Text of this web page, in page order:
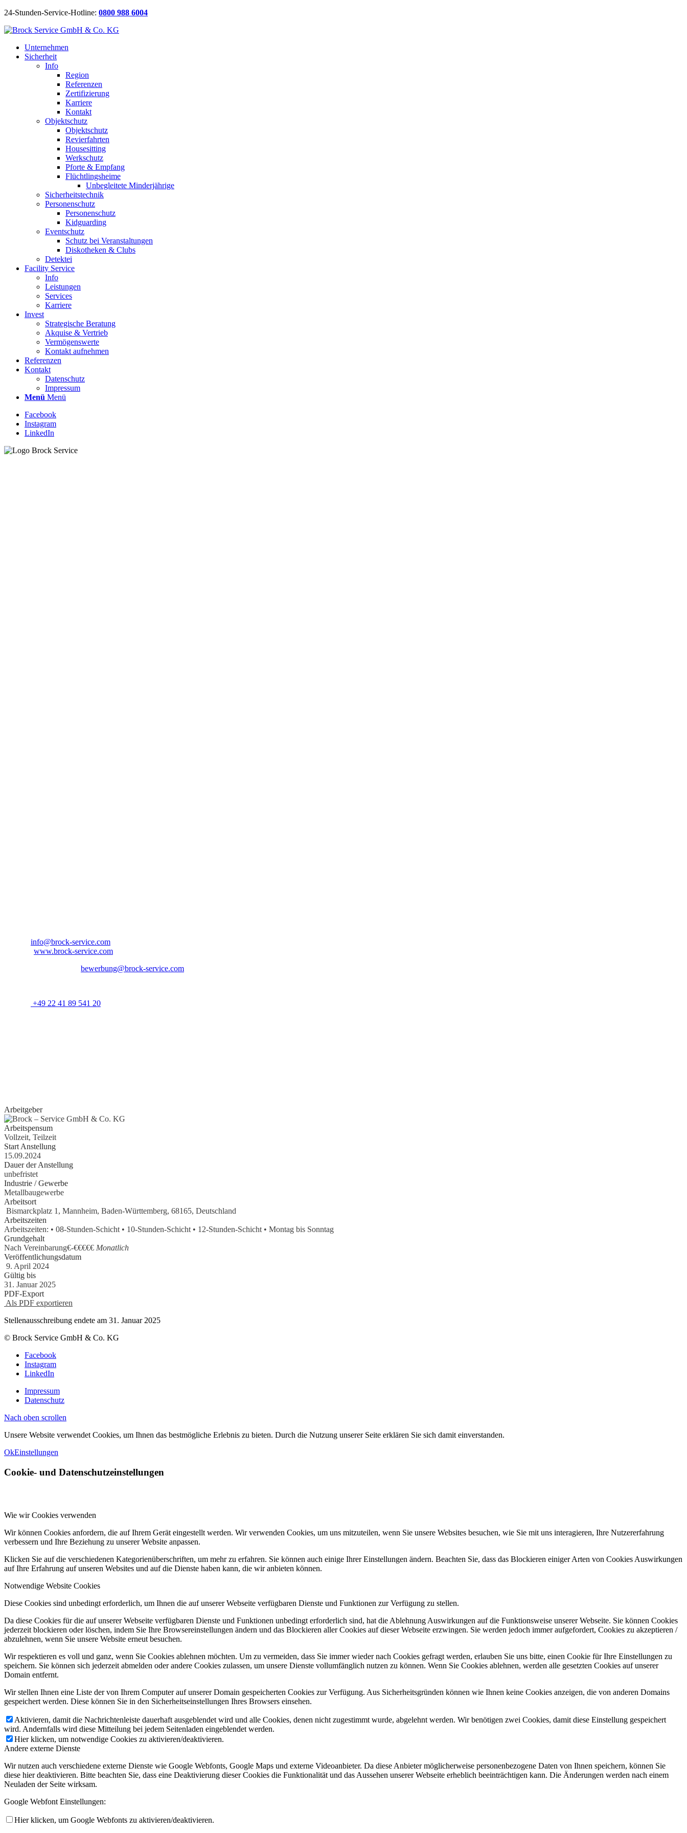
24-Stunden-Service-Hotline: 0800 988 6004
Unternehmen
Sicherheit
Info
Region
Referenzen
Zertifizierung
Karriere
Kontakt
Objektschutz
Objektschutz
Revierfahrten
Housesitting
Werkschutz
Pforte & Empfang
Flüchtlingsheime
Unbegleitete Minderjährige
Sicherheitstechnik
Personenschutz
Personenschutz
Kidguarding
Eventschutz
Schutz bei Veranstaltungen
Diskotheken & Clubs
Detektei
Facility Service
Info
Leistungen
Services
Karriere
Invest
Strategische Beratung
Akquise & Vertrieb
Vermögenswerte
Kontakt aufnehmen
Referenzen
Kontakt
Datenschutz
Impressum
Menü Menü
Facebook
Instagram
LinkedIn
info@brock-service.com
www.brock-service.com
bewerbung@brock-service.com
+49 22 41 89 541 20
Arbeitgeber
Arbeitspensum
Vollzeit, Teilzeit
Start Anstellung
15.09.2024
Dauer der Anstellung
unbefristet
Industrie / Gewerbe
Metallbaugewerbe
Arbeitsort
Bismarckplatz 1, Mannheim, Baden-Württemberg, 68165, Deutschland
Arbeitszeiten
Arbeitszeiten: • 08-Stunden-Schicht • 10-Stunden-Schicht • 12-Stunden-Schicht • Montag bis Sonntag
Grundgehalt
Nach Vereinbarung€-€€€€€ Monatlich
Veröffentlichungsdatum
9. April 2024
Gültig bis
31. Januar 2025
PDF-Export
Als PDF exportieren
Stellenausschreibung endete am 31. Januar 2025
© Brock Service GmbH & Co. KG
Facebook
Instagram
LinkedIn
Impressum
Datenschutz
Nach oben scrollen
Unsere Website verwendet Cookies, um Ihnen das bestmögliche Erlebnis zu bieten. Durch die Nutzung unserer Seite erklären Sie sich damit einverstanden.
OkEinstellungen
Cookie- und Datenschutzeinstellungen
Wie wir Cookies verwenden
Wir können Cookies anfordern, die auf Ihrem Gerät eingestellt werden. Wir verwenden Cookies, um uns mitzuteilen, wenn Sie unsere Websites besuchen, wie Sie mit uns interagieren, Ihre Nutzererfahrung
verbessern und Ihre Beziehung zu unserer Website anpassen.
Klicken Sie auf die verschiedenen Kategorienüberschriften, um mehr zu erfahren. Sie können auch einige Ihrer Einstellungen ändern. Beachten Sie, dass das Blockieren einiger Arten von Cookies Auswirkungen
auf Ihre Erfahrung auf unseren Websites und auf die Dienste haben kann, die wir anbieten können.
Notwendige Website Cookies
Diese Cookies sind unbedingt erforderlich, um Ihnen die auf unserer Webseite verfügbaren Dienste und Funktionen zur Verfügung zu stellen.
Da diese Cookies für die auf unserer Webseite verfügbaren Dienste und Funktionen unbedingt erforderlich sind, hat die Ablehnung Auswirkungen auf die Funktionsweise unserer Webseite. Sie können Cookies
jederzeit blockieren oder löschen, indem Sie Ihre Browsereinstellungen ändern und das Blockieren aller Cookies auf dieser Webseite erzwingen. Sie werden jedoch immer aufgefordert, Cookies zu akzeptieren /
abzulehnen, wenn Sie unsere Website erneut besuchen.
Wir respektieren es voll und ganz, wenn Sie Cookies ablehnen möchten. Um zu vermeiden, dass Sie immer wieder nach Cookies gefragt werden, erlauben Sie uns bitte, einen Cookie für Ihre Einstellungen zu
speichern. Sie können sich jederzeit abmelden oder andere Cookies zulassen, um unsere Dienste vollumfänglich nutzen zu können. Wenn Sie Cookies ablehnen, werden alle gesetzten Cookies auf unserer
Domain entfernt.
Wir stellen Ihnen eine Liste der von Ihrem Computer auf unserer Domain gespeicherten Cookies zur Verfügung. Aus Sicherheitsgründen können wie Ihnen keine Cookies anzeigen, die von anderen Domains
gespeichert werden. Diese können Sie in den Sicherheitseinstellungen Ihres Browsers einsehen.
Aktivieren, damit die Nachrichtenleiste dauerhaft ausgeblendet wird und alle Cookies, denen nicht zugestimmt wurde, abgelehnt werden. Wir benötigen zwei Cookies, damit diese Einstellung gespeichert
wird. Andernfalls wird diese Mitteilung bei jedem Seitenladen eingeblendet werden.
Hier klicken, um notwendige Cookies zu aktivieren/deaktivieren.
Andere externe Dienste
Wir nutzen auch verschiedene externe Dienste wie Google Webfonts, Google Maps und externe Videoanbieter. Da diese Anbieter möglicherweise personenbezogene Daten von Ihnen speichern, können Sie
diese hier deaktivieren. Bitte beachten Sie, dass eine Deaktivierung dieser Cookies die Funktionalität und das Aussehen unserer Webseite erheblich beeinträchtigen kann. Die Änderungen werden nach einem
Neuladen der Seite wirksam.
Google Webfont Einstellungen:
Hier klicken, um Google Webfonts zu aktivieren/deaktivieren.